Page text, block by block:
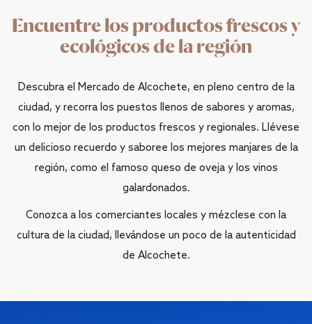
Encuentre los productos frescos y
ecológicos de la región
Descubra el Mercado de Alcochete, en pleno centro de la
ciudad, y recorra los puestos llenos de sabores y aromas,
con lo mejor de los productos frescos y regionales. Llévese
un delicioso recuerdo y saboree los mejores manjares de la
región, como el famoso queso de oveja y los vinos
galardonados.
Conozca a los comerciantes locales y mézclese con la
cultura de la ciudad, llevándose un poco de la autenticidad
de Alcochete.